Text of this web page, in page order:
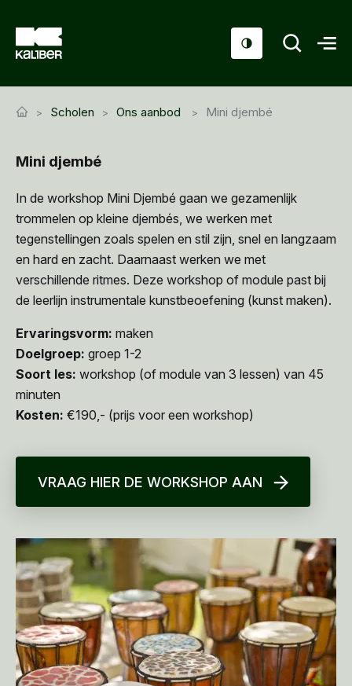
Sociaal domein
Over ons
Nieuws & Agenda
Contact
Scholen Ons aanbod Mini djembé
Mini djembé
In de workshop Mini Djembé gaan we gezamenlijk
trommelen op kleine djembés, we werken met
tegenstellingen zoals spelen en stil zijn, snel en langzaam
en hard en zacht. Daarnaast werken we met
verschillende ritmes. Deze workshop of module past bij
de leerlijn instrumentale kunstbeoefening (kunst maken).
Ervaringsvorm: maken
Doelgroep: groep 1-2
Soort les: workshop (of module van 3 lessen) van 45
minuten
Kosten: €190,- (prijs voor een workshop)
VRAAG HIER DE WORKSHOP AAN